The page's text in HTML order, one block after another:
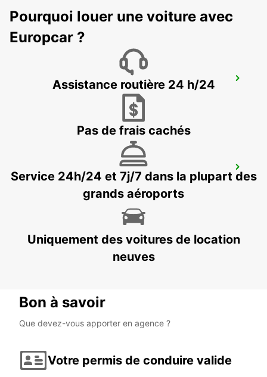
PALERME GARE (SICILE)
LAMEZIA AÉROPORT
LAMEZIA TERME - ITALY
Pourquoi louer une voiture avec
Europcar ?
Assistance routière 24 h/24
Pas de frais cachés
Service 24h/24 et 7j/7 dans la plupart des
grands aéroports
Uniquement des voitures de location
neuves
Bon à savoir
Que devez-vous apporter en agence ?
Votre permis de conduire valide